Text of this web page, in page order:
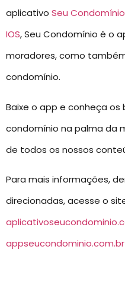
aplicativo Seu Condomínio
IOS, Seu Condomínio é o
moradores, como
condomínio.
Baixe o app e conheça
condomínio na palma da
de todos os nossos
Para mais informações,
direcionadas, acesse o
appseucondominio.com.br